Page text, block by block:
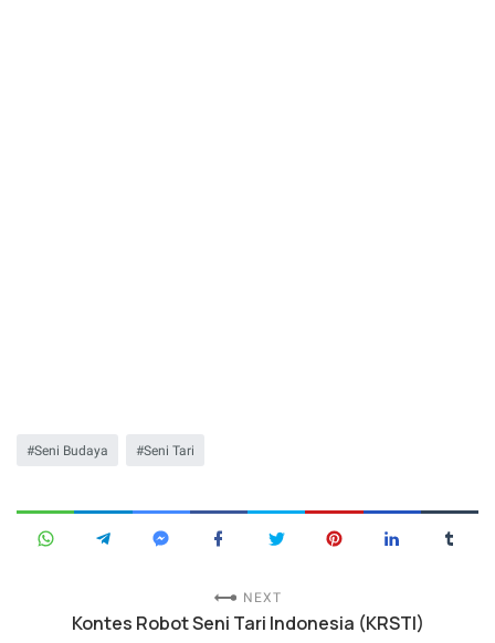
Seni Budaya Seni Tari
NEXT
Kontes Robot Seni Tari Indonesia (KRSTI)